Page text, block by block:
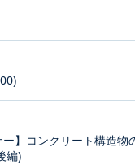
ー】コンクリート構造
編)